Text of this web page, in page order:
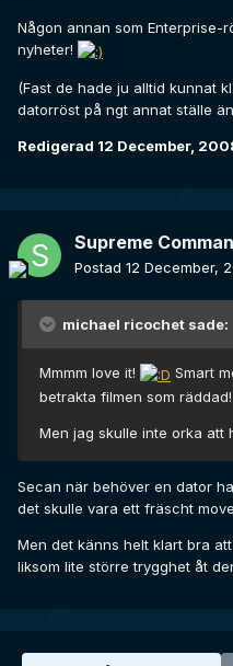
Någon annan som Enterprise-
nyheter!
(Fast de hade ju alltid kunnat
datorröst på ngt annat ställe
Redigerad 12 December,
Supreme
Postad 12 December,
michael ricochet sade:
Mmmm love it!
Smart
betrakta filmen som räddad!
Men jag skulle inte orka att
Secan när behöver en dator
det skulle vara ett fräscht
Men det känns helt klart bra
liksom lite större trygghet åt